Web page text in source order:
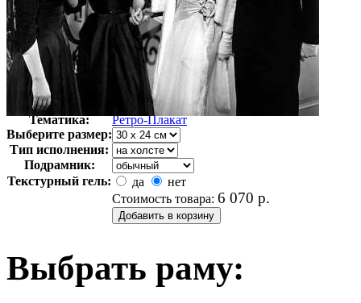
Автор:
Неизвестно
Арт-стиль
Ретро-Плакат
Тематика:
Ретро-Плакат
Выберите размер:
Тип исполнения:
Подрамник:
Текстурный гель:
да
нет
Стоимость товара: 6 070 р.
Выбрать раму: